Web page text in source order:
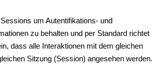
um Autentifikations- und
zu behalten und per Standard richtet
dass alle Interaktionen mit dem gleichen
Sitzung (Session) angesehen werden.